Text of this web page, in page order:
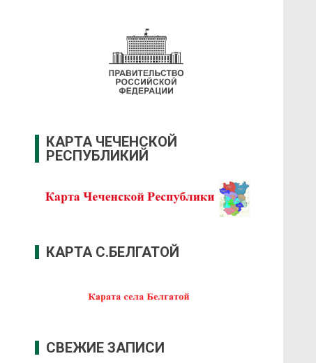
КАРТА ЧЕЧЕНСКОЙ
РЕСПУБЛИКИЙ
КАРТА С.БЕЛГАТОЙ
СВЕЖИЕ ЗАПИСИ